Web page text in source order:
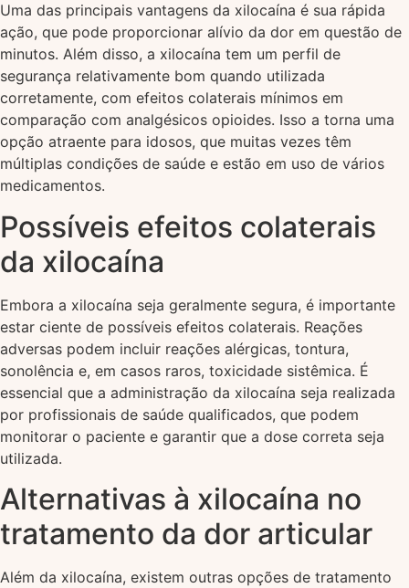
Uma das principais vantagens da xilocaína é sua rápida
ação, que pode proporcionar alívio da dor em questão de
minutos. Além disso, a xilocaína tem um perfil de
segurança relativamente bom quando utilizada
corretamente, com efeitos colaterais mínimos em
comparação com analgésicos opioides. Isso a torna uma
opção atraente para idosos, que muitas vezes têm
múltiplas condições de saúde e estão em uso de vários
medicamentos.
Possíveis efeitos colaterais
da xilocaína
Embora a xilocaína seja geralmente segura, é importante
estar ciente de possíveis efeitos colaterais. Reações
adversas podem incluir reações alérgicas, tontura,
sonolência e, em casos raros, toxicidade sistêmica. É
essencial que a administração da xilocaína seja realizada
por profissionais de saúde qualificados, que podem
monitorar o paciente e garantir que a dose correta seja
utilizada.
Alternativas à xilocaína no
tratamento da dor articular
Além da xilocaína, existem outras opções de tratamento